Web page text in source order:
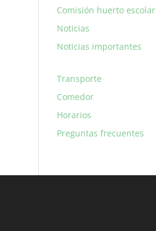
Comisión huerto escolar
Noticias
Noticias importantes
Transporte
Comedor
Horarios
Preguntas frecuentes